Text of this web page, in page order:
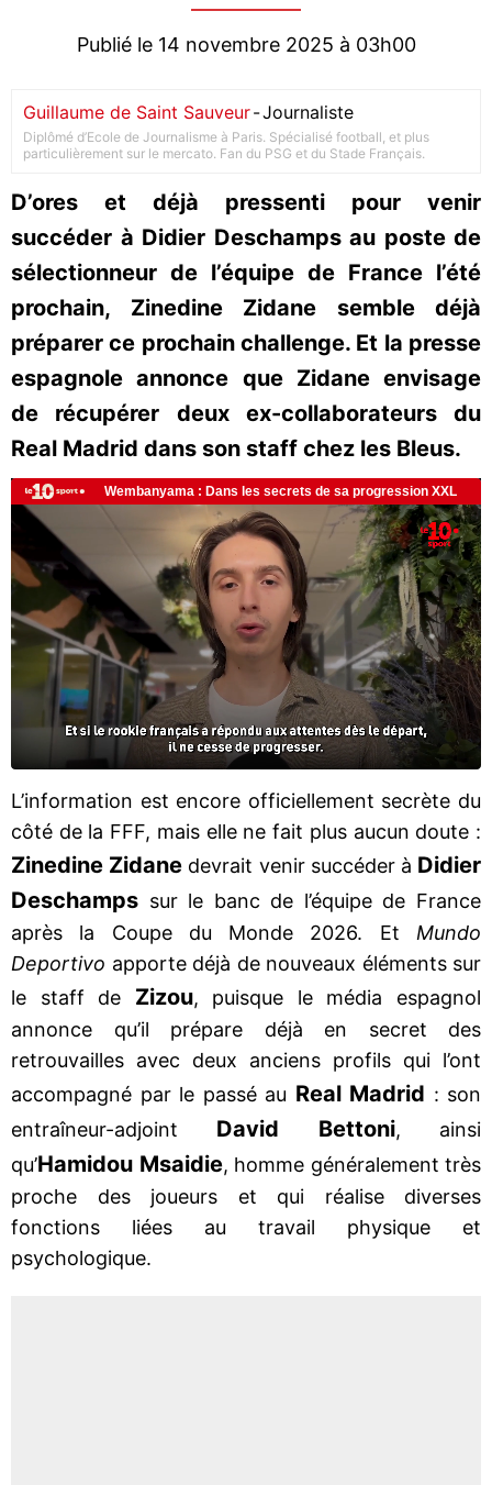
Publié le 14 novembre 2025 à 03h00
Guillaume de Saint Sauveur-Journaliste
Diplômé d’Ecole de Journalisme à Paris. Spécialisé football, et plus
particulièrement sur le mercato. Fan du PSG et du Stade Français.
D’ores et déjà pressenti pour venir
succéder à Didier Deschamps au poste de
sélectionneur de l’équipe de France l’été
prochain, Zinedine Zidane semble déjà
préparer ce prochain challenge. Et la presse
espagnole annonce que Zidane envisage
de récupérer deux ex-collaborateurs du
Real Madrid dans son staff chez les Bleus.
L’information est encore officiellement secrète du
côté de la FFF, mais elle ne fait plus aucun doute :
Zinedine Zidane devrait venir succéder à Didier
Deschamps sur le banc de l’équipe de France
après la Coupe du Monde 2026. Et Mundo
Deportivo apporte déjà de nouveaux éléments sur
le staff de Zizou, puisque le média espagnol
annonce qu’il prépare déjà en secret des
retrouvailles avec deux anciens profils qui l’ont
accompagné par le passé au Real Madrid : son
entraîneur-adjoint David Bettoni, ainsi
qu’Hamidou Msaidie, homme généralement très
proche des joueurs et qui réalise diverses
fonctions liées au travail physique et
psychologique.